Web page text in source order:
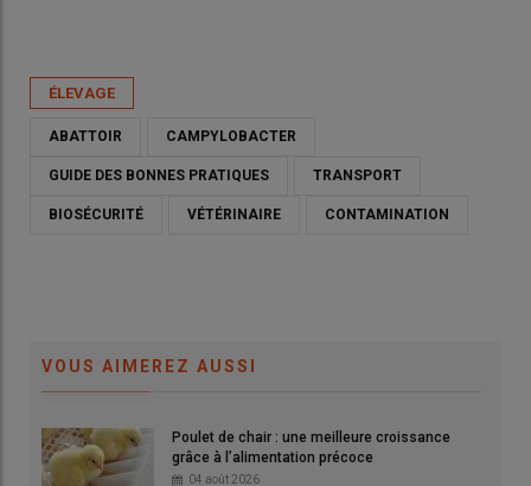
doivent minimiser la diffusion de Campylobacter.
© A.Puybasset
ÉLEVAGE
ABATTOIR CAMPYLOBACTER
GUIDE DES BONNES PRATIQUES TRANSPORT
BIOSÉCURITÉ VÉTÉRINAIRE CONTAMINATION
VOUS AIMEREZ AUSSI
Poulet de chair : une meilleure croissance
grâce à l’alimentation précoce
04 août 2026